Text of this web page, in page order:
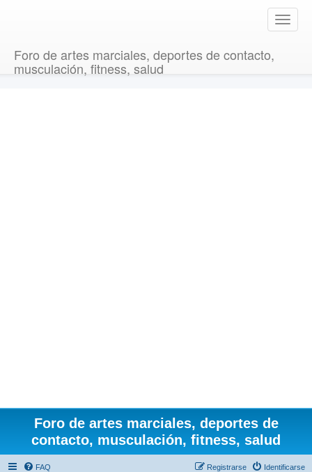
T
o
Foro de artes marciales, deportes de contacto,
musculación, fitness, salud
Foro de artes marciales, deportes de
contacto, musculación, fitness, salud
FAQ Identificarse
Registrarse